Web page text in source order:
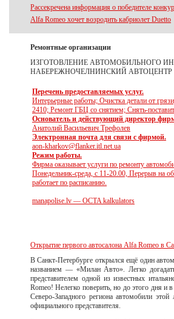
Рассекречена информация о победителе
Alfa Romeo хочет возродить кабриолет Duetto
Ремонтные организации
ИЗГОТОВЛЕНИЕ АВТОМОБИЛЬНОГО
НАБЕРЕЖНОЧЕЛНИНСКИЙ
Перечень предоставляемых услуг.
Интерьерные работы; Очистка детали от
2410; Ремонт ГБЦ со снятием; Снять-
Основатель и действующий директор
Анатолий Васильевич Трефолев
Электронная почта для связи с фирмой.
aon-kharkov@flanker.itl.net.ua
Режим работы.
Фирма оказывает услуги по ремонту
Понедельник-среда, с 11-20.00, Перерыв на
работает по расписанию.
manapolise.lv — OCTA kalkulators
Открытие первого автосалона Alfa Romeo в
В Санкт-Петербурге открылся ещё один
названием — «Милан Авто». Легко
представителем одной из известных
Romeo! Нелегко поверить, но до этого дня и
Северо-Западного региона автомобили
официального представителя.